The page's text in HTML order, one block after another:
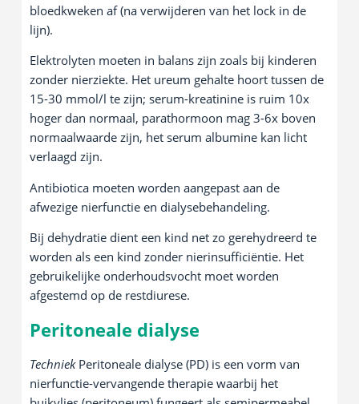
bloedkweken af (na verwijderen van het lock in de
lijn).
Elektrolyten moeten in balans zijn zoals bij kinderen
zonder nierziekte. Het ureum gehalte hoort tussen de
15-30 mmol/l te zijn; serum-kreatinine is ruim 10x
hoger dan normaal, parathormoon mag 3-6x boven
normaalwaarde zijn, het serum albumine kan licht
verlaagd zijn.
Antibiotica moeten worden aangepast aan de
afwezige nierfunctie en dialysebehandeling.
Bij dehydratie dient een kind net zo gerehydreerd te
worden als een kind zonder nierinsufficiëntie. Het
gebruikelijke onderhoudsvocht moet worden
afgestemd op de restdiurese.
Peritoneale dialyse
Techniek Peritoneale dialyse (PD) is een vorm van
nierfunctie-vervangende therapie waarbij het